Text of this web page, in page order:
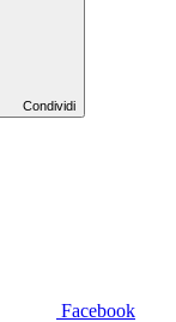
Condividi
Facebook